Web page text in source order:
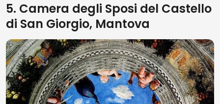
5. Camera degli Sposi del Castello
di San Giorgio, Mantova